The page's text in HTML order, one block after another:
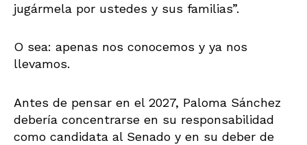
jugármela por ustedes y sus familias”.
O sea: apenas nos conocemos y ya nos
llevamos.
Antes de pensar en el 2027, Paloma Sánchez
debería concentrarse en su responsabilidad
como candidata al Senado y en su deber de